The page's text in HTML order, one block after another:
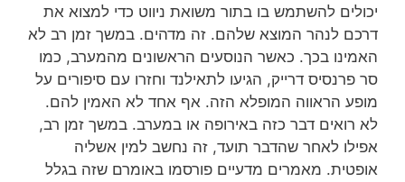
יכולים להשתמש בו בתור משואת ניווט כדי למצוא את
דרכם לנהר המוצא שלהם. זה מדהים. במשך זמן רב לא
האמינו בכך. כאשר הנוסעים הראשונים מהמערב, כמו
סר פרנסיס דרייק, הגיעו לתאילנד וחזרו עם סיפורים על
מופע הראווה המופלא הזה. אף אחד לא האמין להם.
לא רואים דבר כזה באירופה או במערב. במשך זמן רב,
אפילו לאחר שהדבר תועד, זה נחשב למין אשליה
אופטית. מאמרים מדעיים פורסמו באומרם שזה בגלל